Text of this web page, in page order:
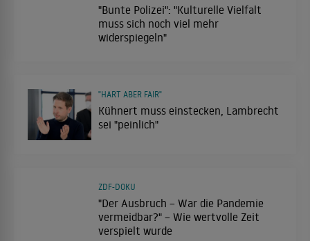
"Bunte Polizei": "Kulturelle Vielfalt
muss sich noch viel mehr
widerspiegeln"
Kühnert muss einstecken, Lambrecht
sei "peinlich"
"HART ABER FAIR"
"Der Ausbruch – War die Pandemie
vermeidbar?" – Wie wertvolle Zeit
verspielt wurde
ZDF-DOKU